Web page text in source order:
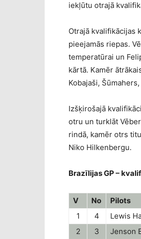
iekļūtu otrajā
Otrajā kvalifikācijas
pieejamās riepas.
temperatūrai un
kārtā. Kamēr
Kobajaši,
Izšķirošajā
otru un turklāt
rindā, kamēr otrs
Niko Hilkenbergu.
Brazīlijas GP –
V No Pilots
1
4 Lewis
2
3 Jenson